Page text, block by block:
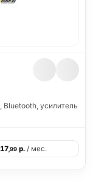
Bluetooth, усилитель
17,99 р. / мес.